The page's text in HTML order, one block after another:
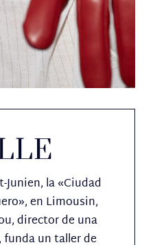
Junien, la «Ciudad
en Limousin,
director de una
un taller de